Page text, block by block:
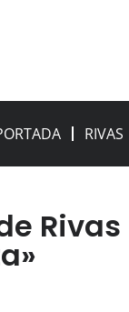
RIVAS